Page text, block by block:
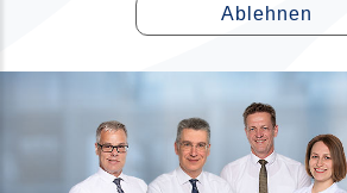
Ablehnen